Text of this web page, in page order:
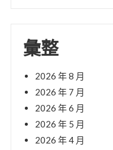
彙整
2026 年 8 月
2026 年 7 月
2026 年 6 月
2026 年 5 月
2026 年 4 月